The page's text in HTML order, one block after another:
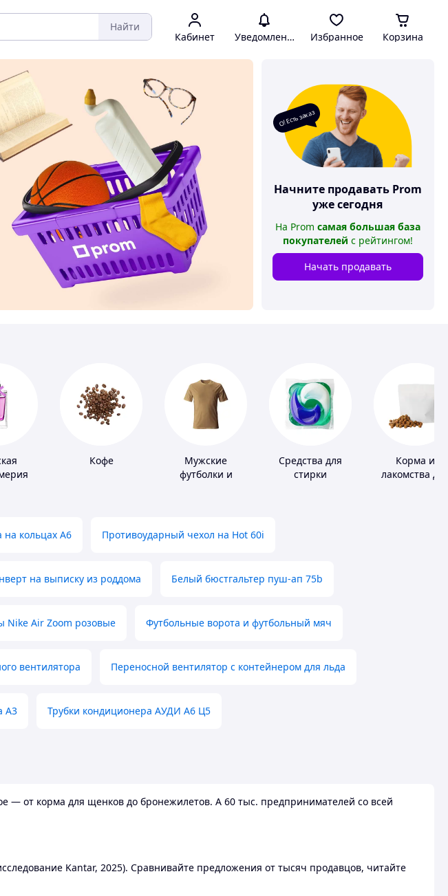
Найти
Кабинет Уведомления Избранное Корзина
О! Есть заказ
Начните продавать Prom
уже сегодня
На Prom самая большая база
покупателей с рейтингом!
Начать продавать
Кофе
Мужские
футболки и
Средства для
стирки
Корма и
лакомства
кольцах А6 Противоударный чехол на Hot 60i
на выписку из роддома Белый бюстгальтер пуш-ап 75b
Nike Air Zoom розовые Футбольные ворота и футбольный мяч
вентилятора Переносной вентилятор с контейнером для льда
А3 Трубки кондиционера АУДИ А6 Ц5
— от корма для щенков до бронежилетов. А 60 тыс. предпринимателей со всей
Kantar, 2025). Сравнивайте предложения от тысяч продавцов, читайте